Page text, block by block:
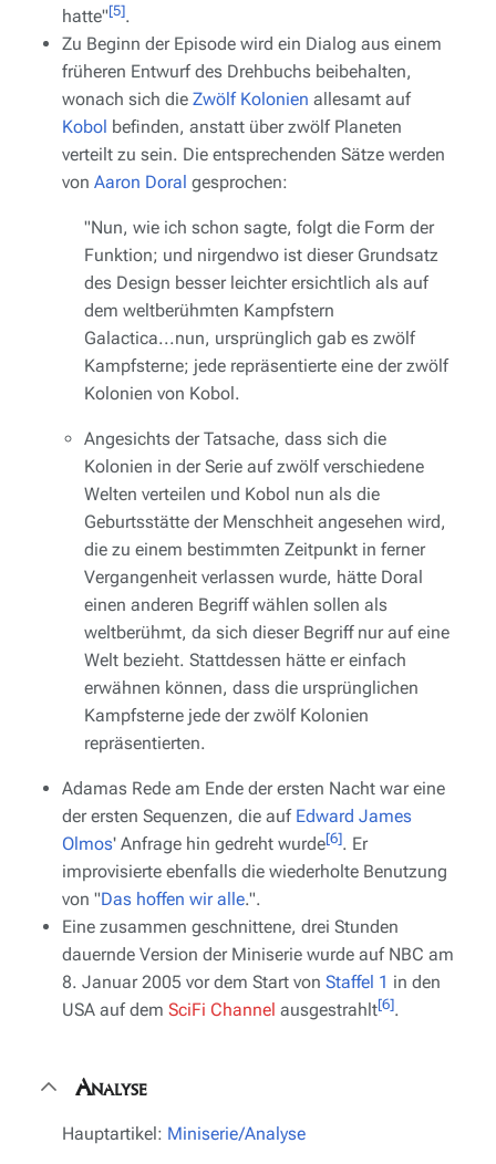
hatte"[5].
Zu Beginn der Episode wird ein Dialog aus einem
früheren Entwurf des Drehbuchs beibehalten,
wonach sich die Zwölf Kolonien allesamt auf
Kobol befinden, anstatt über zwölf Planeten
verteilt zu sein. Die entsprechenden Sätze werden
von Aaron Doral gesprochen:
"Nun, wie ich schon sagte, folgt die Form der
Funktion; und nirgendwo ist dieser Grundsatz
des Design besser leichter ersichtlich als auf
dem weltberühmten Kampfstern
Galactica...nun, ursprünglich gab es zwölf
Kampfsterne; jede repräsentierte eine derzwölf
Kolonien von Kobol.
Angesichts der Tatsache, dass sich die
Kolonien in der Serie auf zwölf verschiedene
Welten verteilen und Kobol nun als die
Geburtsstätte der Menschheit angesehen wird,
die zu einem bestimmten Zeitpunkt in ferner
Vergangenheit verlassen wurde, hätte Doral
einen anderen Begriff wählen sollen als
weltberühmt, da sich dieser Begriff nur auf eine
Welt bezieht. Stattdessen hätte er einfach
erwähnen können, dass die ursprünglichen
Kampfsterne jede der zwölf Kolonien
repräsentierten.
Adamas Rede am Ende der ersten Nacht war eine
der ersten Sequenzen, die auf Edward James
Olmos' Anfrage hin gedreht wurde[6]. Er
improvisierte ebenfalls die wiederholte Benutzung
von "Das hoffen wir alle.".
Eine zusammen geschnittene, drei Stunden
dauernde Version der Miniserie wurde auf NBC am
8. Januar 2005 vor dem Start von Staffel 1 in den
USA auf dem SciFi Channel ausgestrahlt[6].
Analyse
Hauptartikel: Miniserie/Analyse